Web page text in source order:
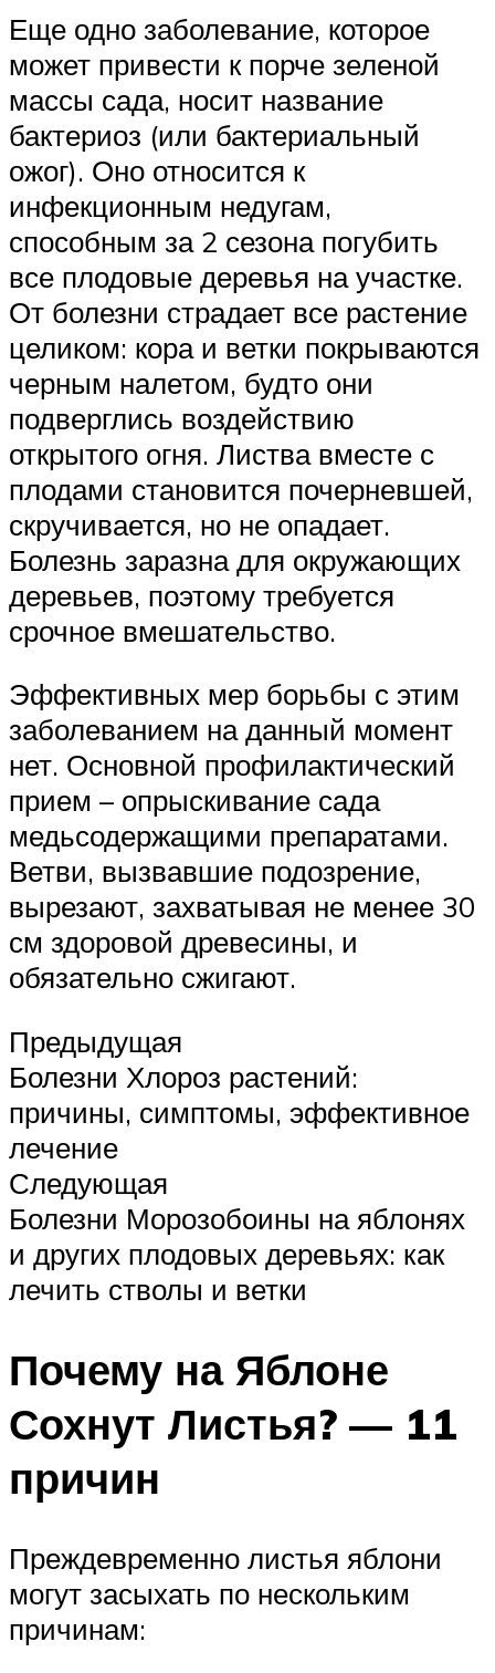
Еще одно заболевание, которое
может привести к порче зеленой
массы сада, носит название
бактериоз (или бактериальный
ожог). Оно относится к
инфекционным недугам,
способным за 2 сезона погубить
все плодовые деревья на участке.
От болезни страдает все растение
целиком: кора и ветки покрываются
черным налетом, будто они
подверглись воздействию
открытого огня. Листва вместе с
плодами становится почерневшей,
скручивается, но не опадает.
Болезнь заразна для окружающих
деревьев, поэтому требуется
срочное вмешательство.
Эффективных мер борьбы с этим
заболеванием на данный момент
нет. Основной профилактический
прием – опрыскивание сада
медьсодержащими препаратами.
Ветви, вызвавшие подозрение,
вырезают, захватывая не менее 30
см здоровой древесины, и
обязательно сжигают.
Предыдущая
Болезни Хлороз растений:
причины, симптомы, эффективное
лечение
Следующая
Болезни Морозобоины на яблонях
и других плодовых деревьях: как
лечить стволы и ветки
Почему на Яблоне
Сохнут Листья? — 11
причин
Преждевременно листья яблони
могут засыхать по нескольким
причинам: